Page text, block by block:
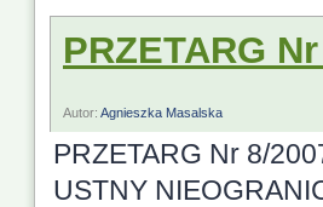
PRZETARG
Autor: Agnieszka Masalska
PRZETARG Nr 8/
USTNY